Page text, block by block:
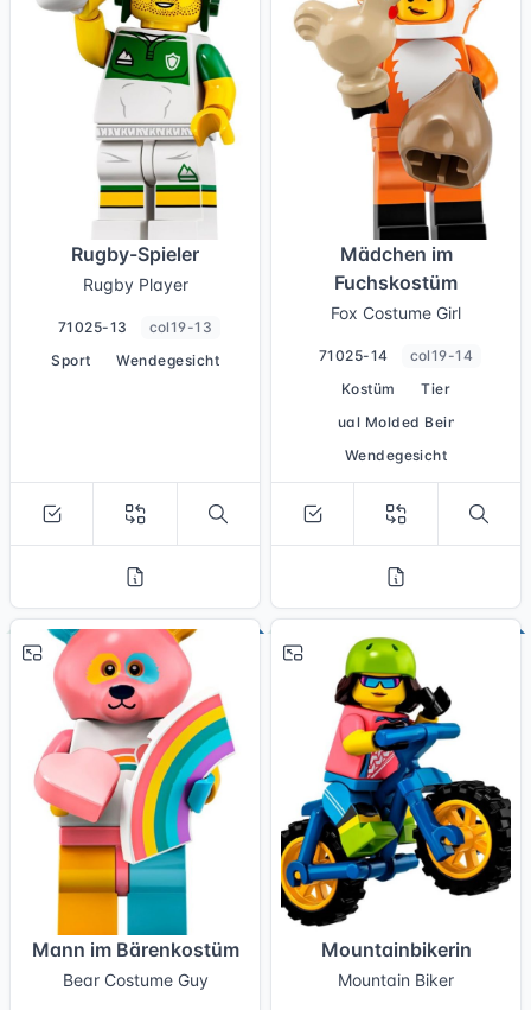
Rugby-Spieler
Rugby Player
71025-13
col19-13
Sport
Wendegesicht
Mädchen im
Fuchskostüm
Fox Costume Girl
71025-14
col19-14
Kostüm
Tier
Dual Molded Beine
Wendegesicht
Mann im Bärenkostüm
Bear Costume Guy
Mountainbikerin
Mountain Biker